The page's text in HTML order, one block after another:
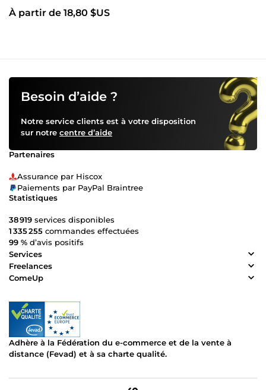
À partir de 18,80 $US
Besoin d’aide ?
Notre service clients est à votre disposition
sur notre centre d’aide
Partenaires
Assurance par Hiscox
Paiements par PayPal Braintree
Statistiques
38 919 services disponibles
1 335 255 commandes effectuées
99 % d’avis positifs
Services
Freelances
ComeUp
Adhère à la Fédération du e-commerce et de la vente à
distance (Fevad) et à sa charte qualité.